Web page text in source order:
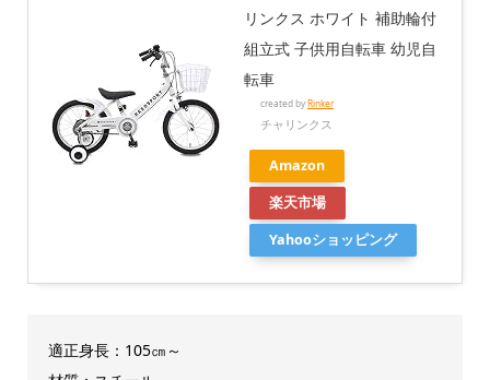
リンクス ホワイト 補助輪付
組立式 子供用自転車 幼児自
転車
created byRinker
チャリンクス
Amazon
楽天市場
Yahooショッピング
適正身長：105㎝～